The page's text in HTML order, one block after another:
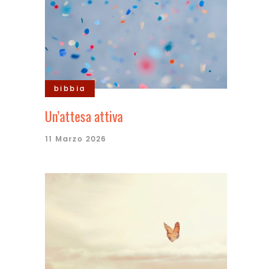
bibbia
Un’attesa attiva
11 Marzo 2026